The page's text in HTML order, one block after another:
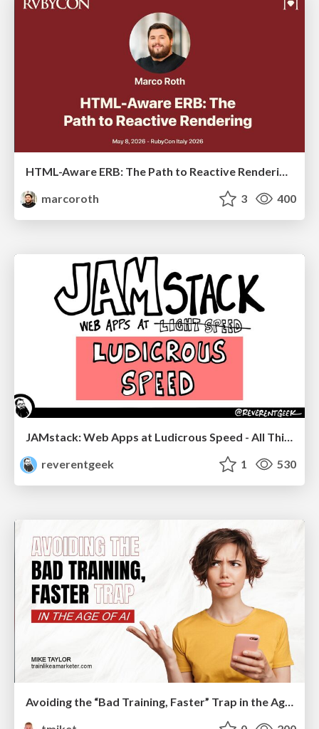
HTML-Aware ERB: The Path to Reactive Rendering @ RubyCon 2026, Rimini, Italy
marcoroth
3 400
JAMstack: Web Apps at Ludicrous Speed - All Things Open 2022
reverentgeek
1 530
Avoiding the “Bad Training, Faster” Trap in the Age of AI